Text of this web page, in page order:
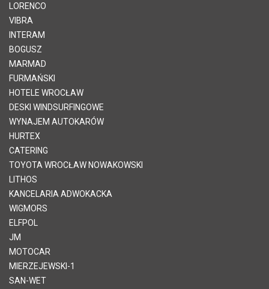
LORENCO
VIBRA
INTERAM
BOGUSZ
MARMAD
FURMAŃSKI
HOTELE WROCŁAW
DESKI WINDSURFINGOWE
WYNAJEM AUTOKARÓW
HURTEX
CATERING
TOYOTA WROCŁAW NOWAKOWSKI
LITHOS
KANCELARIA ADWOKACKA
WIGMORS
ELFPOL
JM
MOTOCAR
MIERZEJEWSKI-1
SAN-WET